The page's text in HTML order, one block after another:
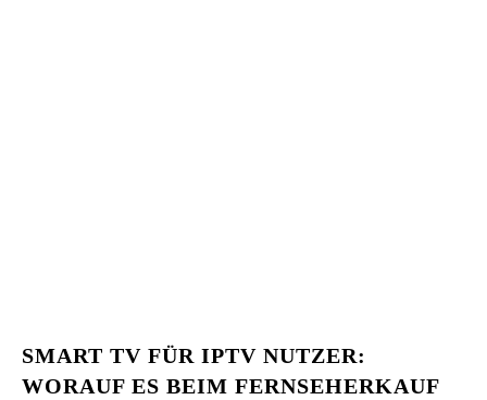
SMART TV FÜR IPTV NUTZER:
WORAUF ES BEIM FERNSEHERKAUF